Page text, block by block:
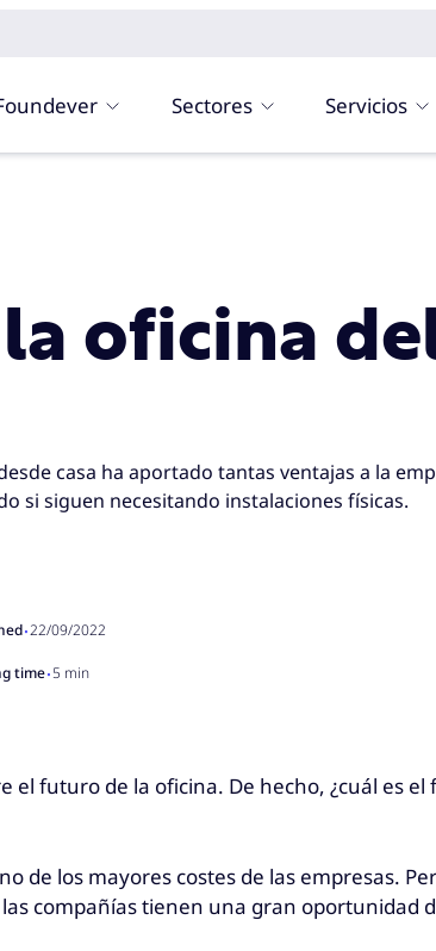
Sectores Servicios
la oficina
casa ha aportado tantas ventajas a la
si siguen necesitando instalaciones físicas.
·22/09/2022
time·5 min
el futuro de la oficina. De hecho, ¿cuál es
de los mayores costes de las empresas.
compañías tienen una gran